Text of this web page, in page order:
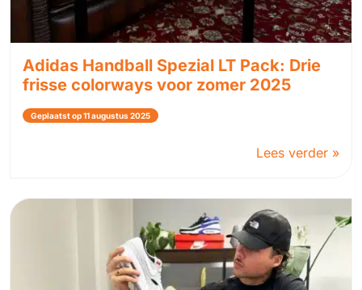
Adidas Handball Spezial LT Pack: Drie
frisse colorways voor zomer 2025
Geplaatst op 11 augustus 2025
Lees verder »